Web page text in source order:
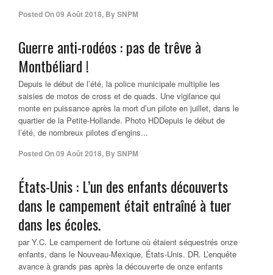
Posted On09 Août 2018, BySNPM
Guerre anti-rodéos : pas de trêve à
Montbéliard !
Depuis le début de l’été, la police municipale multiplie les
saisies de motos de cross et de quads. Une vigilance qui
monte en puissance après la mort d’un pilote en juillet, dans le
quartier de la Petite-Hollande. Photo HDDepuis le début de
l’été, de nombreux pilotes d’engins...
Posted On09 Août 2018, BySNPM
États-Unis : L’un des enfants découverts
dans le campement était entraîné à tuer
dans les écoles.
par Y.C. Le campement de fortune où étaient séquestrés onze
enfants, dans le Nouveau-Mexique, États-Unis. DR. L’enquête
avance à grands pas après la découverte de onze enfants